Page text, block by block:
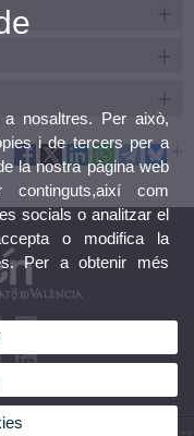
nosaltres. Per això,
i de tercers per a
la nostra pàgina web
com
socials o analitzar el
o modifica la
Per a obtenir més